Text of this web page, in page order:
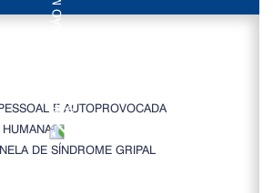
E AUTOPROVOCADA
DE SÍNDROME GRIPAL